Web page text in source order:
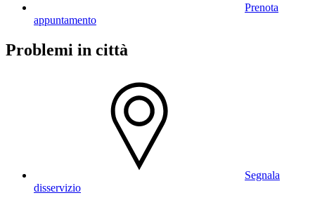
Prenota
appuntamento
Problemi in città
Segnala
disservizio